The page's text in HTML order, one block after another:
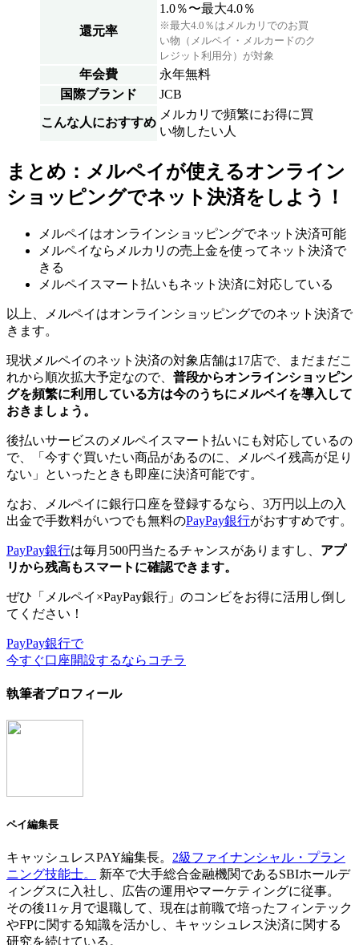
還元率
1.0％〜最大4.0％
※最大4.0％はメルカリでのお買
い物（メルペイ・メルカードのク
レジット利用分）が対象
年会費
永年無料
国際ブランド
JCB
こんな人におすすめ
メルカリで頻繁にお得に買
い物したい人
まとめ：メルペイが使えるオンライン
ショッピングでネット決済をしよう！
メルペイはオンラインショッピングでネット決済可能
メルペイならメルカリの売上金を使ってネット決済で
きる
メルペイスマート払いもネット決済に対応している
以上、メルペイはオンラインショッピングでのネット決済で
きます。
現状メルペイのネット決済の対象店舗は17店で、まだまだこ
れから順次拡大予定なので、 普段からオンラインショッピン
グを頻繁に利用している方は今のうちにメルペイを導入して
おきましょう。
後払いサービスのメルペイスマート払いにも対応しているの
で、「今すぐ買いたい商品があるのに、メルペイ残高が足り
ない」といったときも即座に決済可能です。
なお、メルペイに銀行口座を登録するなら、3万円以上の入
出金で手数料がいつでも無料のPayPay銀行がおすすめです。
PayPay銀行は毎月500円当たるチャンスがありますし、 アプ
リから残高もスマートに確認できます。
ぜひ「メルペイ×PayPay銀行」のコンビをお得に活用し倒し
てください！
PayPay銀行で
今すぐ口座開設するならコチラ
執筆者プロフィール
ペイ編集長
キャッシュレスPAY編集長。 2級ファイナンシャル・プラン
ニング技能士。
新卒で大手総合金融機関であるSBIホールデ
ィングスに入社し、広告の運用やマーケティングに従事。
その後11ヶ月で退職して、現在は前職で培ったフィンテック
やFPに関する知識を活かし、キャッシュレス決済に関する
研究を続けている。